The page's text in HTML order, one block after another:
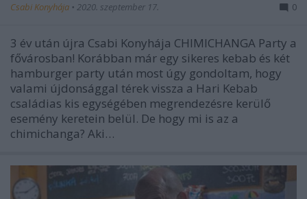
Csabi Konyhája • 2020. szeptember 17. 0
3 év után újra Csabi Konyhája CHIMICHANGA Party a
fővárosban! Korábban már egy sikeres kebab és két
hamburger party után most úgy gondoltam, hogy
valami újdonsággal térek vissza a Hari Kebab
családias kis egységében megrendezésre kerülő
esemény keretein belül. De hogy mi is az a
chimichanga? Aki…